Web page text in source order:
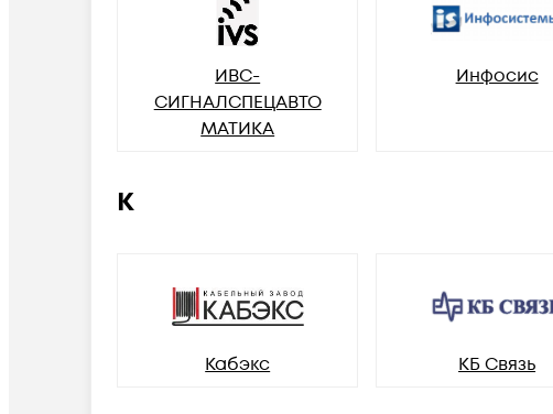
ИВС-
СИГНАЛСПЕЦАВТО
МАТИКА
Инфосис
К
Кабэкс КБ Связь